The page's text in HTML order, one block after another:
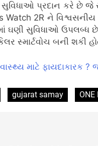
પ્રદાન કરે છે જે
2R ને વિશ્વસનીય
ઘણી સુવિધાઓ ઉપલબ્ધ
સ્માર્ટવોચ બની શકી
માટે ફાયદાકારક ?
gujarat samay ONE